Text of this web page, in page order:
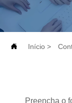
 Início >
Preencha o